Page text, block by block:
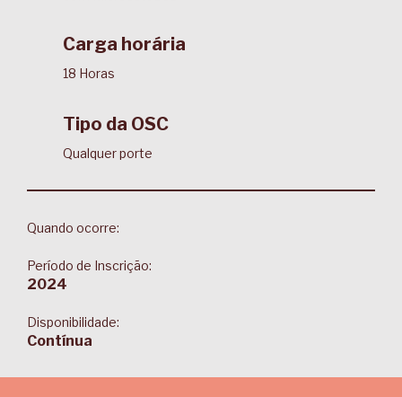
Carga horária
18 Horas
Tipo da OSC
Qualquer porte
Quando ocorre:
Período de Inscrição:
2024
Disponibilidade:
Contínua